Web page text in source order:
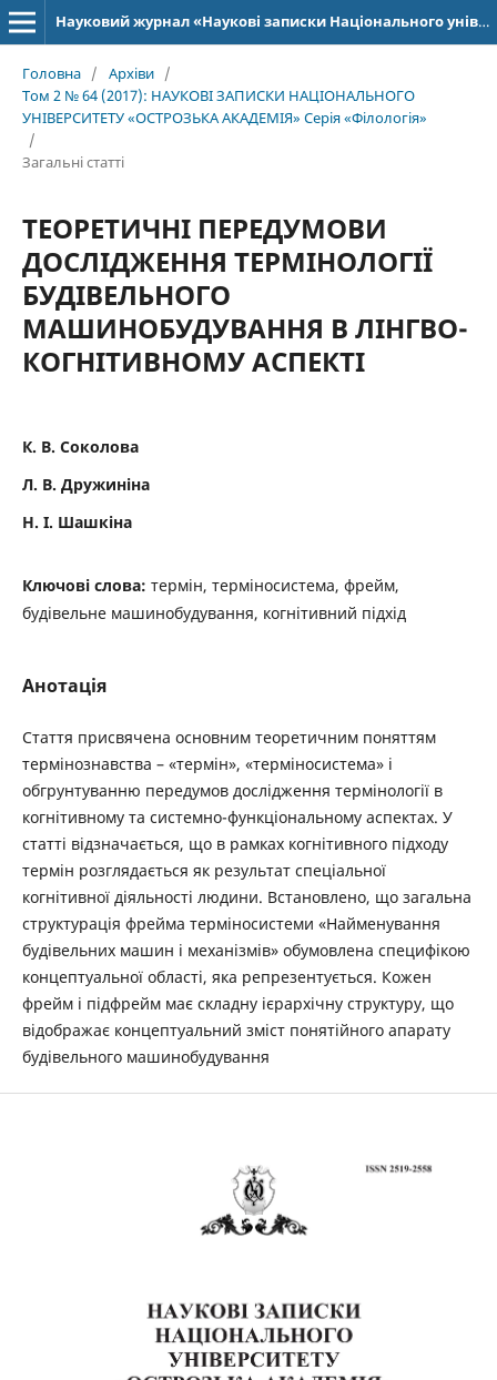
Науковий журнал «Наукові записки Національного університету «Острозька академія»: серія «Філологія»
Головна / Архіви /
Том 2 № 64 (2017): НАУКОВІ ЗАПИСКИ НАЦІОНАЛЬНОГО
УНІВЕРСИТЕТУ «ОСТРОЗЬКА АКАДЕМІЯ» Серія «Філологія»
/
Загальні статті
ТЕОРЕТИЧНІ ПЕРЕДУМОВИ
ДОСЛІДЖЕННЯ ТЕРМІНОЛОГІЇ
БУДІВЕЛЬНОГО
МАШИНОБУДУВАННЯ В ЛIНГВО-
КОГНIТИВНОМУ АСПЕКТІ
К. В. Соколова
Л. В. Дружиніна
Н. І. Шашкіна
Ключові слова: термін, терміносистема, фрейм,
будівельне машинобудування, когнітивний підхід
Анотація
Стаття присвячена основним теоретичним поняттям
термінознавства – «термін», «терміносистема» і
обгрунтуванню передумов дослідження термінології в
когнітивному та системно-функціональному аспектах. У
статті відзначається, що в рамках когнітивного підходу
термін розглядається як результат спеціальної
когнітивної діяльності людини. Встановлено, що загальна
структурація фрейма терміносистеми «Найменування
будівельних машин і механізмів» обумовлена специфікою
концептуальної області, яка репрезентується. Кожен
фрейм і підфрейм має складну ієрархічну структуру, що
відображає концептуальний зміст понятійного апарату
будівельного машинобудування